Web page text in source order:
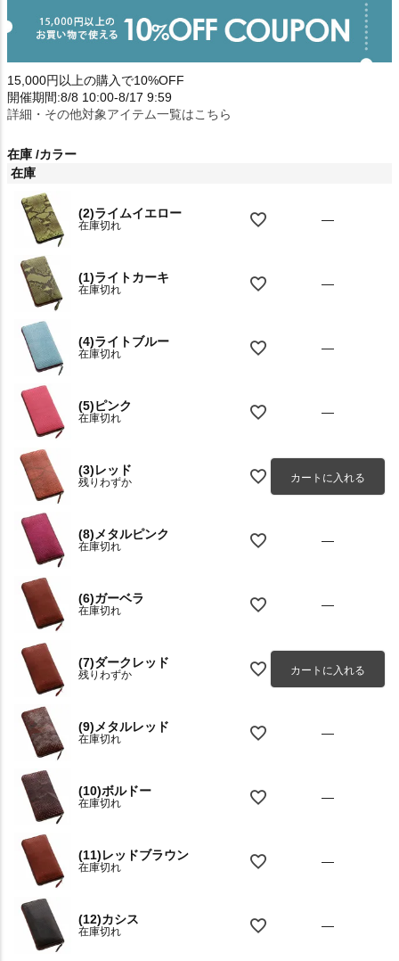
15,000円以上の購入で10%OFF
開催期間:8/8 10:00-8/17 9:59
詳細・その他対象アイテム一覧はこちら
在庫 カラー
在庫
(2)ライムイエロー
在庫切れ —
(1)ライトカーキ
在庫切れ —
(4)ライトブルー
在庫切れ —
(5)ピンク
在庫切れ —
(3)レッド
残りわずか カートに入れる
(8)メタルピンク
在庫切れ —
(6)ガーベラ
在庫切れ —
(7)ダークレッド
残りわずか カートに入れる
(9)メタルレッド
在庫切れ —
(10)ボルドー
在庫切れ —
(11)レッドブラウン
在庫切れ —
(12)カシス
在庫切れ —